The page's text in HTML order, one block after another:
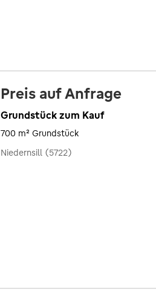
Preis auf Anfrage
Grundstück zum Kauf
700 m² Grundstück
Niedernsill (5722)